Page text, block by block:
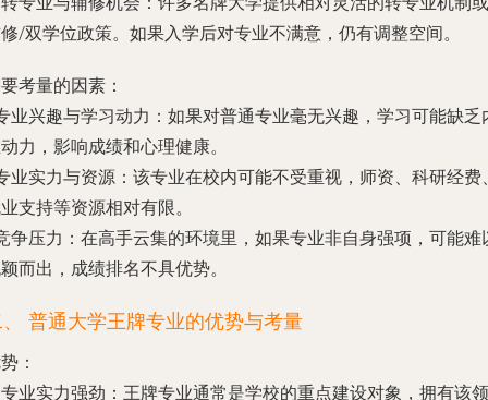
/双学位政策。如果入学后对专业不满意，仍有调整空间。
考量的因素：
业兴趣与学习动力 ：如果对普通专业毫无兴趣，学习可能缺乏
力，影响成绩和心理健康。
业实力与资源 ：该专业在校内可能不受重视，师资、科研经费
支持等资源相对有限。
争压力 ：在高手云集的环境里，如果专业非自身强项，可能难
而出，成绩排名不具优势。
普通大学王牌专业的优势与考量
：
专业实力强劲 ：王牌专业通常是学校的重点建设对象，拥有该领